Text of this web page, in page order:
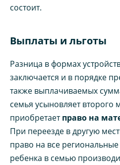
состоит.
Выплаты и льготы
Разница в формах
заключается и в порядке
также выплачиваемых
семья усыновляет второго
приобретаетправо на
При переезде в другую
право на все
ребенка в семью